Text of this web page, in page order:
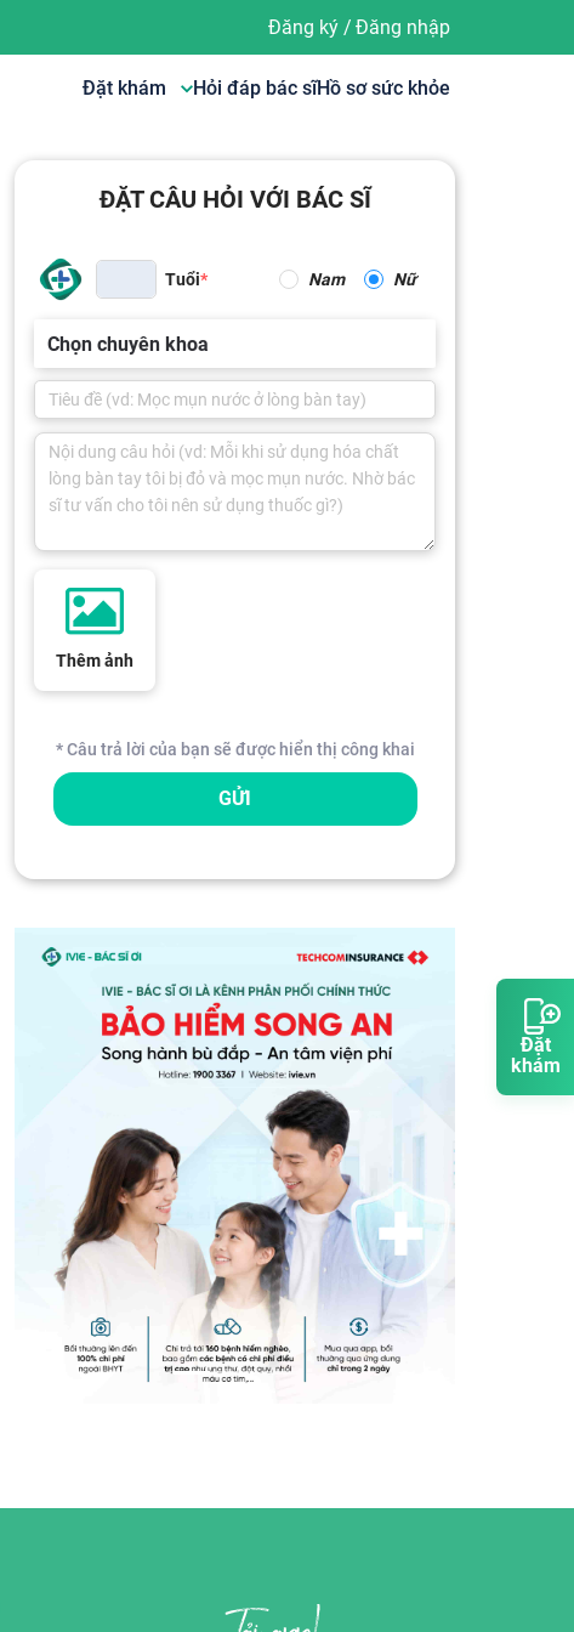
Đặt
khám
Đăng ký/ Đăng nhập
Đặt khám Hỏi đáp bác sĩHồ sơ sức khỏe
ĐẶT CÂU HỎI VỚI BÁC SĨ
Tuổi Nam Nữ
Chọn chuyên khoa
Thêm ảnh
* Câu trả lời của bạn sẽ được hiển thị công khai
GỬI